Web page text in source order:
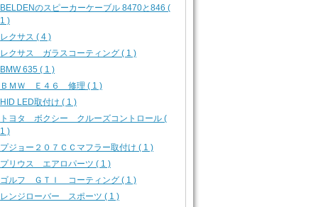
BELDENのスピーカーケーブル 8470と846 (
1 )
レクサス ( 4 )
レクサス ガラスコーティング ( 1 )
BMW 635 ( 1 )
ＢＭＷ Ｅ４６ 修理 ( 1 )
HID LED取付け ( 1 )
トヨタ ボクシー クルーズコントロール (
1 )
プジョー２０７ＣＣマフラー取付け ( 1 )
プリウス エアロパーツ ( 1 )
ゴルフ ＧＴＩ コーティング ( 1 )
レンジローバー スポーツ ( 1 )